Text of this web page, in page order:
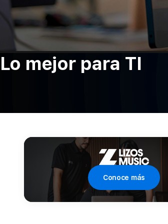
Lo mejor para TI
Conoce más